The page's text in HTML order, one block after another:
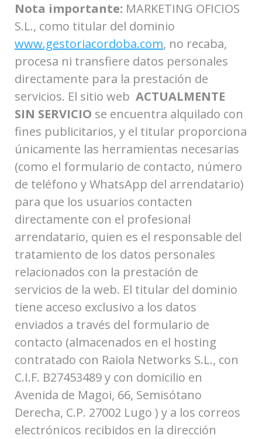
Nota importante: MARKETING OFICIOS
S.L., como titular del dominio
www.gestoriacordoba.com, no recaba,
procesa ni transfiere datos personales
directamente para la prestación de
servicios. El sitio web ACTUALMENTE
SIN SERVICIO se encuentra alquilado con
fines publicitarios, y el titular proporciona
únicamente las herramientas necesarias
(como el formulario de contacto, número
de teléfono y WhatsApp del arrendatario)
para que los usuarios contacten
directamente con el profesional
arrendatario, quien es el responsable del
tratamiento de los datos personales
relacionados con la prestación de
servicios de la web. El titular del dominio
tiene acceso exclusivo a los datos
enviados a través del formulario de
contacto (almacenados en el hosting
contratado con Raiola Networks S.L., con
C.I.F. B27453489 y con domicilio en
Avenida de Magoi, 66, Semisótano
Derecha, C.P. 27002 Lugo ) y a los correos
electrónicos recibidos en la dirección